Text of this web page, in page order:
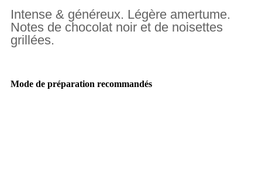
Intense & généreux. Légère amertume.
Notes de chocolat noir et de noisettes
grillées.
Mode de préparation recommandés